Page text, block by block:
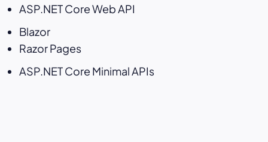
ASP.NET Core Web API
Blazor
Razor Pages
ASP.NET Core Minimal APIs